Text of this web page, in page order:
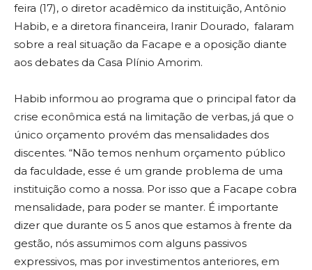
feira (17), o diretor acadêmico da instituição, Antônio
Habib, e a diretora financeira, Iranir Dourado, falaram
sobre a real situação da Facape e a oposição diante
aos debates da Casa Plínio Amorim.
Habib informou ao programa que o principal fator da
crise econômica está na limitação de verbas, já que o
único orçamento provém das mensalidades dos
discentes. “Não temos nenhum orçamento público
da faculdade, esse é um grande problema de uma
instituição como a nossa. Por isso que a Facape cobra
mensalidade, para poder se manter. É importante
dizer que durante os 5 anos que estamos à frente da
gestão, nós assumimos com alguns passivos
expressivos, mas por investimentos anteriores, em